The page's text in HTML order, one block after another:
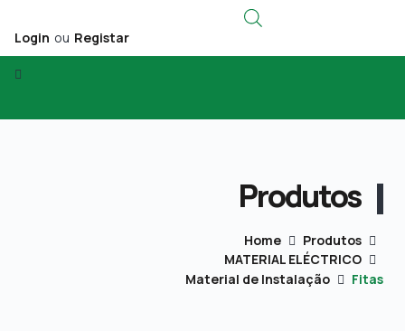
Login ou Registar
Produtos
Home
Produtos
MATERIAL ELÉCTRICO
Material de Instalação
Fitas